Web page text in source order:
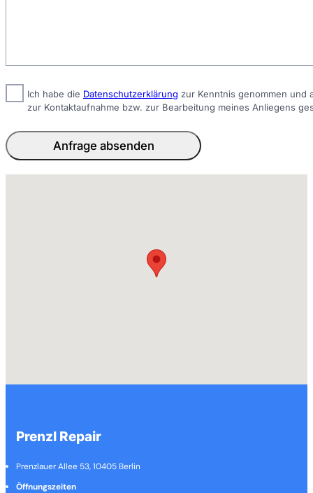
Ich habe die Datenschutzerklärung zur Kenntnis genommen und
zur Kontaktaufnahme bzw. zur Bearbeitung meines Anliegens
Anfrage absenden
Prenzl Repair
Prenzlauer Allee 53, 10405 Berlin
Öffnungszeiten